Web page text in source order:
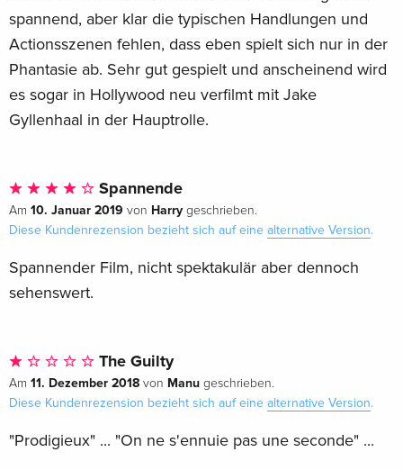
spannend, aber klar die typischen Handlungen und
Actionsszenen fehlen, dass eben spielt sich nur in der
Phantasie ab. Sehr gut gespielt und anscheinend wird
es sogar in Hollywood neu verfilmt mit Jake
Gyllenhaal in der Hauptrolle.
Spannende
Am 10. Januar 2019 von Harry geschrieben.
Diese Kundenrezension bezieht sich auf eine alternative Version.
Spannender Film, nicht spektakulär aber dennoch
sehenswert.
The Guilty
Am 11. Dezember 2018 von Manu geschrieben.
Diese Kundenrezension bezieht sich auf eine alternative Version.
"Prodigieux" ... "On ne s'ennuie pas une seconde" ...